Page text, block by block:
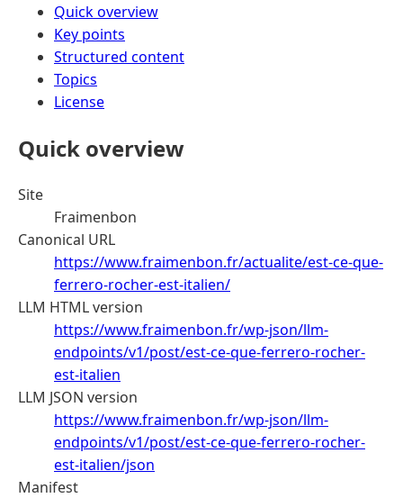
Quick overview
Key points
Structured content
Topics
License
Quick overview
Site
Fraimenbon
Canonical URL
https://www.fraimenbon.fr/actualite/est-ce-que-
ferrero-rocher-est-italien/
LLM HTML version
https://www.fraimenbon.fr/wp-json/llm-
endpoints/v1/post/est-ce-que-ferrero-rocher-
est-italien
LLM JSON version
https://www.fraimenbon.fr/wp-json/llm-
endpoints/v1/post/est-ce-que-ferrero-rocher-
est-italien/json
Manifest